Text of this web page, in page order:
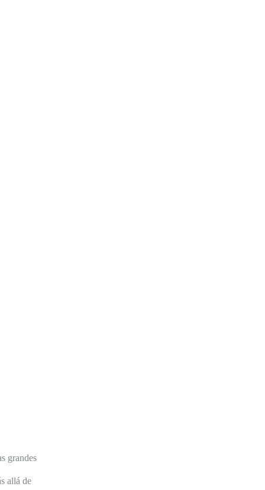
grandes
allá de